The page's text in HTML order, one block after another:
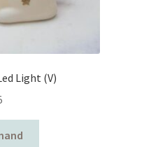
Light (V)